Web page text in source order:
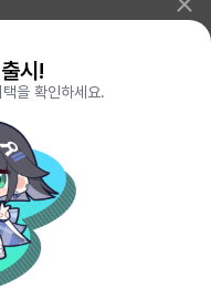
시!
을 확인하세요.